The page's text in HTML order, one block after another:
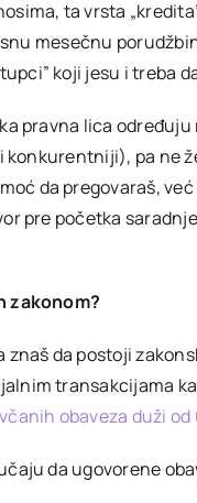
ta vrsta „
mesečnu
koji jesu i treba
pravna lica
pa ne
da pregovaraš,
pre početka
zakonom?
znaš da postoji
transakcijama
obaveza duži od
da ugovorene